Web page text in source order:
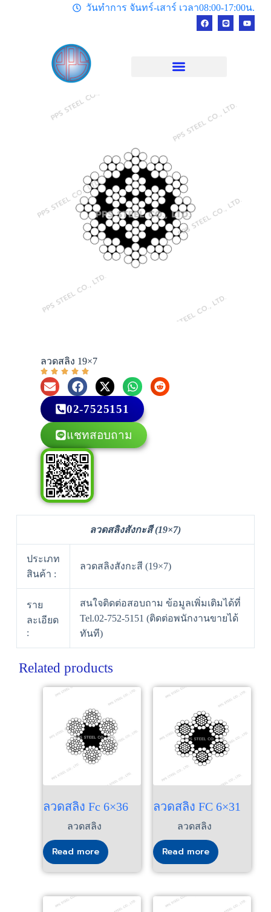
วันทำการ จันทร์-เสาร์ เวลา08:00-17:00น.
ลวดสลิง 19×7
02-7525151
แชทสอบถาม
ลวดสลิงสังกะสี (19×7)
ประเภท
สินค้า :
ลวดสลิงสังกะสี (19×7)
ราย
ละเอียด
:
สนใจติดต่อสอบถาม ข้อมูลเพิ่มเติมได้ที่
Tel.02-752-5151 (ติดต่อพนักงานขายได้
ทันที)
Related products
ลวดสลิง Fc 6×36
ลวดสลิง
Read more
ลวดสลิง FC 6×31
ลวดสลิง
Read more